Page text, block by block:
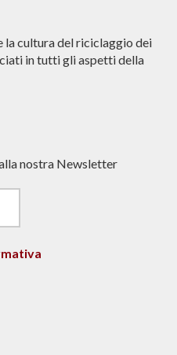
cultura del riciclaggio dei
in tutti gli aspetti della
nostra Newsletter